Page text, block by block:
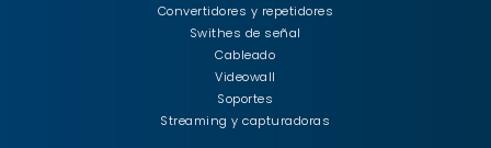
Convertidores y repetidores
Swithes de señal
Cableado
Videowall
Soportes
Streaming y capturadoras